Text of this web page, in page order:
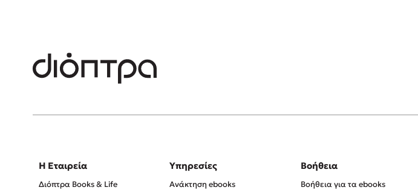
Η Εταιρεία
Διόπτρα Books & Life
Υπηρεσίες
Ανάκτηση ebooks
Βοήθεια
Βοήθεια για τα ebooks